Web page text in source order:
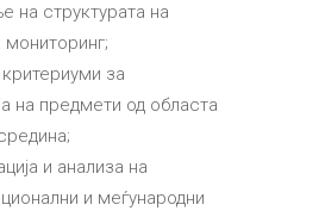
на структурата на
мониторинг;
за
на предмети од областа
и анализа на
и меѓународни